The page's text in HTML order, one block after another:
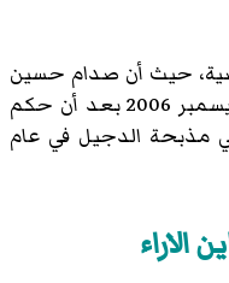
حيث أن صدام حسين
كان قد اعدم شنقا في كانون الأول/ديسمبر 2006 بعد أن حكم
في مذبحة الدجيل في عام
الاراء